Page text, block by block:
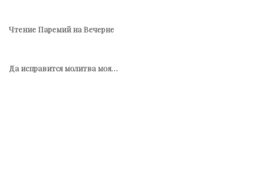
Чтение Паремий на Вечерне
Да исправится молитва моя…